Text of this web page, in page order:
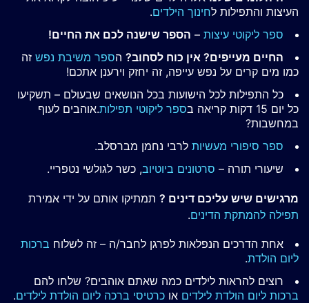
העיצות והתפילות לחינוך הילדים.
ספר ליקוטי עיצות – הספר שישנה לכם את החיים!
החיים מעייפים? אין כוח לסחוב? הספר משיבת נפש זה
כמו מים קרים על נפש עייפה, זה יחזק וירענן אתכם!
כל התפילות לכל הישועות בכל הנושאים שבעולם – תשקיעו
כל יום 15 דקות קריאה ב
ספר ליקוטי תפילות.אוהבים לעוף
במחשבות?
ספר סיפורי מעשיות לרבי נחמן מברסלב.
שיעורי תורה – סרטונים ביוטיוב, כשר לגולשי נטפריי.
מרגישים שיש עליכם דינים ? תמתיקו אותם על ידי אמירת
תפילה להמתקת הדינים.
אחת הדרכים הנפלאות לפרגן לחבר/ה – זה לשלוח ברכות
ליום הולדת.
רוצים להראות לילדים כמה שאתם אוהבים? שלחו להם
ברכות ליום הולדת לילדים או כרטיסי ברכה ליום הולדת לילדים.